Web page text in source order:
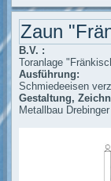
Zaun
B.V. :
Toranlage
Ausführung:
Schmiedeeisen
Gestaltung,
Metallbau Drebinger